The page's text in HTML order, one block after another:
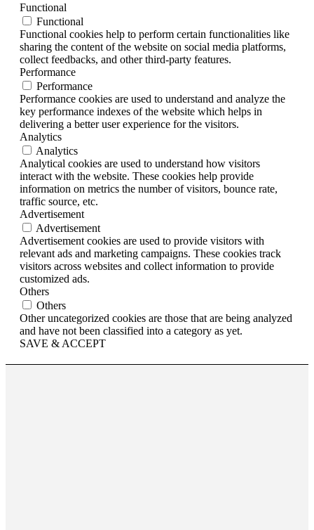
Functional
Functional
Functional cookies help to perform certain functionalities like
sharing the content of the website on social media platforms,
collect feedbacks, and other third-party features.
Performance
Performance
Performance cookies are used to understand and analyze the
key performance indexes of the website which helps in
delivering a better user experience for the visitors.
Analytics
Analytics
Analytical cookies are used to understand how visitors
interact with the website. These cookies help provide
information on metrics the number of visitors, bounce rate,
traffic source, etc.
Advertisement
Advertisement
Advertisement cookies are used to provide visitors with
relevant ads and marketing campaigns. These cookies track
visitors across websites and collect information to provide
customized ads.
Others
Others
Other uncategorized cookies are those that are being analyzed
and have not been classified into a category as yet.
SAVE & ACCEPT